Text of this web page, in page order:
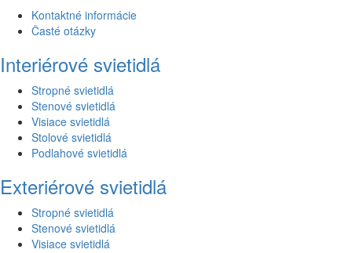
Kontaktné informácie
Časté otázky
Interiérové svietidlá
Stropné svietidlá
Stenové svietidlá
Visiace svietidlá
Stolové svietidlá
Podlahové svietidlá
Exteriérové svietidlá
Stropné svietidlá
Stenové svietidlá
Visiace svietidlá